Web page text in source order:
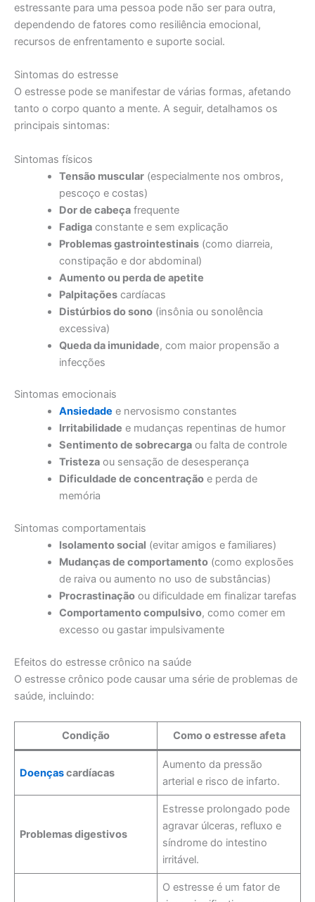
estressante para uma pessoa pode não ser para outra,
dependendo de fatores como resiliência emocional,
recursos de enfrentamento e suporte social.
Sintomas do estresse
O estresse pode se manifestar de várias formas, afetando
tanto o corpo quanto a mente. A seguir, detalhamos os
principais sintomas:
Sintomas físicos
Tensão muscular(especialmente nos ombros,
pescoço e costas)
Dor de cabeçafrequente
Fadigaconstante e sem explicação
Problemas gastrointestinais(como diarreia,
constipação e dor abdominal)
Aumento ou perda de apetite
Palpitaçõescardíacas
Distúrbios do sono(insônia ou sonolência
excessiva)
Queda da imunidade, com maior propensão a
infecções
Sintomas emocionais
Ansiedade e nervosismo constantes
Irritabilidade e mudanças repentinas de humor
Sentimento de sobrecargaou falta de controle
Tristezaou sensação de desesperança
Dificuldade de concentraçãoe perda de
memória
Sintomas comportamentais
Isolamento social (evitar amigos e familiares)
Mudanças de comportamento(como explosões
de raiva ou aumento no uso de substâncias)
Procrastinaçãoou dificuldade em finalizar tarefas
Comportamento compulsivo, como comer em
excesso ou gastar impulsivamente
Efeitos do estresse crônico na saúde
O estresse crônico pode causar uma série de problemas de
saúde, incluindo:
Condição Como o estresse afeta
Doençascardíacas
Aumento da pressão
arterial e risco de infarto.
Problemas digestivos
Estresse prolongado pode
agravar úlceras, refluxo e
síndrome do intestino
irritável.
O estresse é um fator de